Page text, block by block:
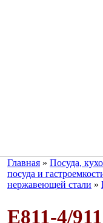
Вы здесь
Главная » Посуда,
посуда и
нержавеющей стали »
E811-4/